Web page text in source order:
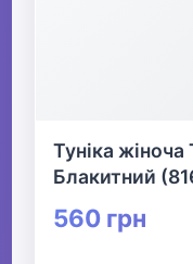
Туніка
Блакитний
560 грн